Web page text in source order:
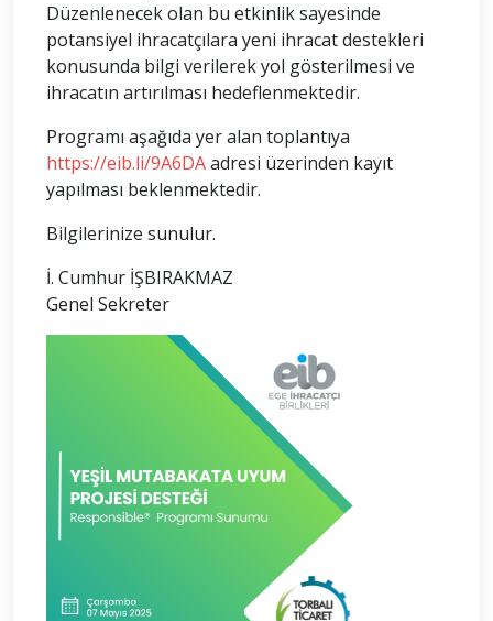
Düzenlenecek olan bu etkinlik sayesinde
potansiyel ihracatçılara yeni ihracat destekleri
konusunda bilgi verilerek yol gösterilmesi ve
ihracatın artırılması hedeflenmektedir.
Programı aşağıda yer alan toplantıya
https://eib.li/9A6DAadresi üzerinden kayıt
yapılması beklenmektedir.
Bilgilerinize sunulur.
İ. Cumhur İŞBIRAKMAZ
Genel Sekreter